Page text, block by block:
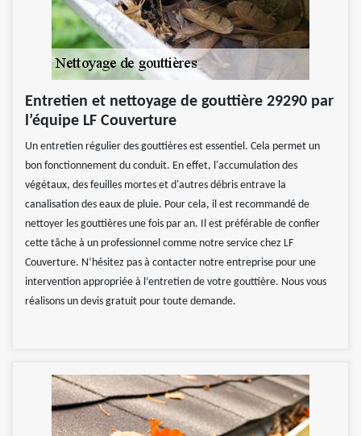
Entretien et nettoyage de gouttière 29290 par
l’équipe LF Couverture
Un entretien régulier des gouttières est essentiel. Cela permet un
bon fonctionnement du conduit. En effet, l'accumulation des
végétaux, des feuilles mortes et d'autres débris entrave la
canalisation des eaux de pluie. Pour cela, il est recommandé de
nettoyer les gouttières une fois par an. Il est préférable de confier
cette tâche à un professionnel comme notre service chez LF
Couverture. N’hésitez pas à contacter notre entreprise pour une
intervention appropriée à l’entretien de votre gouttière. Nous vous
réalisons un devis gratuit pour toute demande.